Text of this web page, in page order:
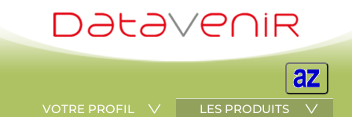
VOTRE PROFIL
LES PRODUITS